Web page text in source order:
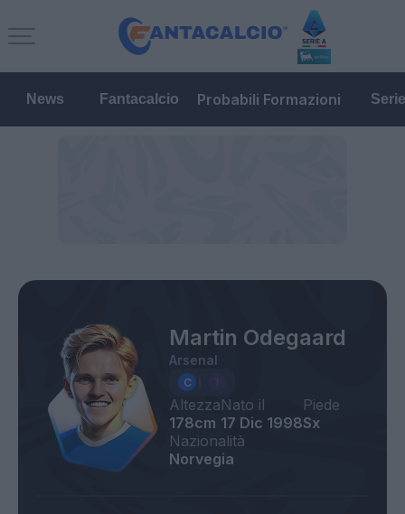
News Fantacalcio Probabili Formazioni
Martin Odegaard
Arsenal
Altezza
178cm
Nato il
17 Dic 1998
Piede
Sx
Nazionalità
Norvegia